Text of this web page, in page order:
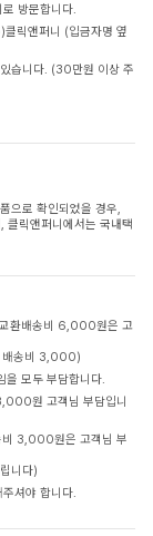
방문합니다.
릭앤퍼니 (입금자명 옆
습니다. (30만원 이상 주
으로 확인되었을 경우,
클릭앤퍼니에서는 국내택
교환배송비 6,000원은 고
배송비 3,000)
을 모두 부담합니다.
원 고객님 부담입니
비 3,000원은 고객님 부
니다)
셔야 합니다.